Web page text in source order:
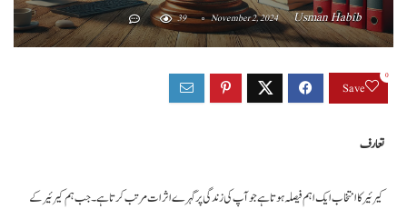
Usman Habib
November 2, 2024
39
Save
0
تعارف
کیرئیر کا انتخاب ایک اہم فیصلہ ہوتا ہے جو آپ کی زندگی پر گہرے اثرات مرتب کرتا ہے۔ جب ہم کیرئیر کے